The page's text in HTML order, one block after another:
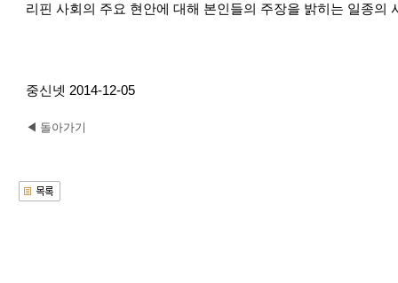
리핀 사회의 주요 현안에 대해 본인들의 주장을 밝히는 일종의
중신넷 2014-12-05
◀ 돌아가기